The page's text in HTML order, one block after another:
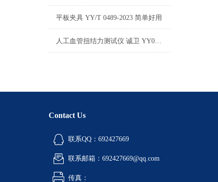
平板夹具 YY/T 0489-2023 简单好用
人工血管扭结力测试仪 诚卫 YY0500-2021标准
Contact Us
联系QQ：692427669
联系邮箱：692427669@qq.com
传真：